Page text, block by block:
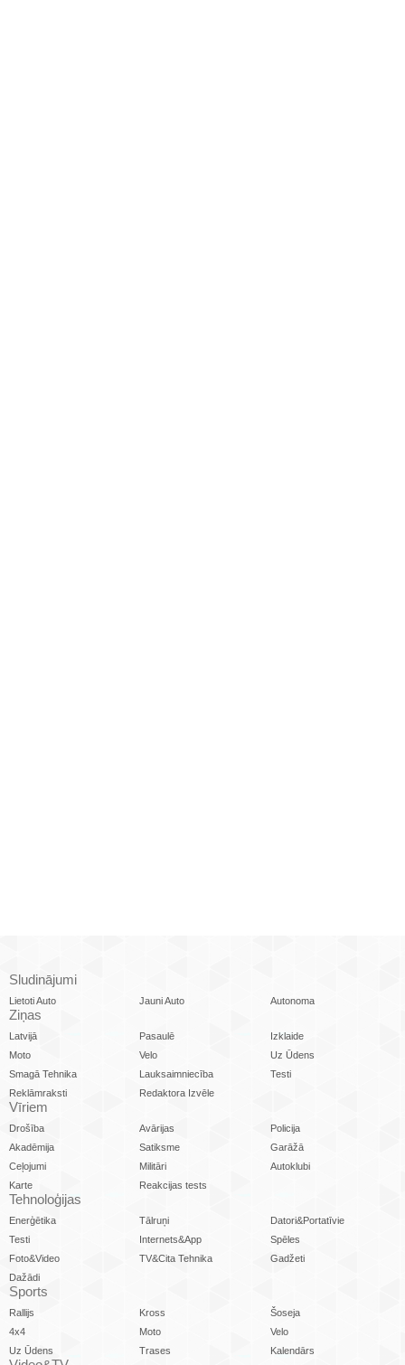
Sludinājumi
Lietoti Auto Jauni Auto Autonoma
Ziņas
Latvijā Pasaulē
Izklaide
Moto
Velo
Uz Ūdens
Smagā Tehnika
Lauksaimniecība
Testi
Reklāmraksti
Redaktora Izvēle
Vīriem
Drošība Avārijas
Policija
Akadēmija
Satiksme
Garāžā
Ceļojumi
Militāri
Autoklubi
Karte
Reakcijas tests
Tehnoloģijas
Enerģētika Tālruņi
Datori&Portatīvie
Testi
Internets&App
Spēles
Foto&Video
TV&Cita Tehnika
Gadžeti
Dažādi
Sports
Rallijs Kross
Šoseja
4x4
Moto
Velo
Uz Ūdens
Trases Kalendārs